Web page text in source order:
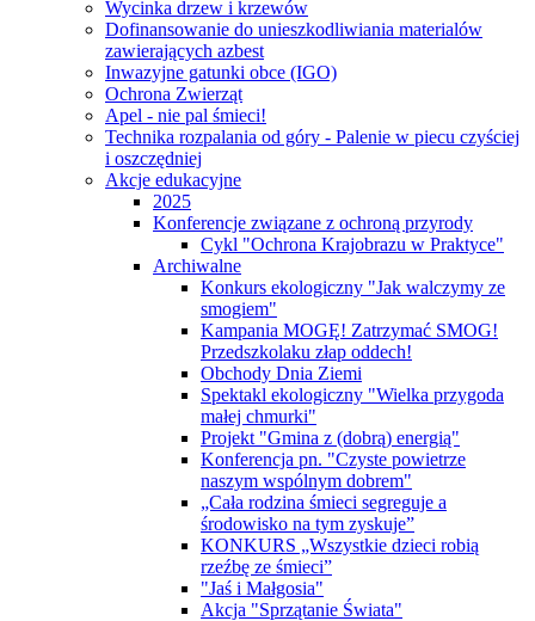
Wycinka drzew i krzewów
Dofinansowanie do unieszkodliwiania materialów
zawierających azbest
Inwazyjne gatunki obce (IGO)
Ochrona Zwierząt
Apel - nie pal śmieci!
Technika rozpalania od góry - Palenie w piecu czyściej
i oszczędniej
Akcje edukacyjne
2025
Konferencje związane z ochroną przyrody
Cykl "Ochrona Krajobrazu w Praktyce"
Archiwalne
Konkurs ekologiczny "Jak walczymy ze
smogiem"
Kampania MOGĘ! Zatrzymać SMOG!
Przedszkolaku złap oddech!
Obchody Dnia Ziemi
Spektakl ekologiczny "Wielka przygoda
małej chmurki"
Projekt "Gmina z (dobrą) energią"
Konferencja pn. "Czyste powietrze
naszym wspólnym dobrem"
„Cała rodzina śmieci segreguje a
środowisko na tym zyskuje”
KONKURS „Wszystkie dzieci robią
rzeźbę ze śmieci”
"Jaś i Małgosia"
Akcja "Sprzątanie Świata"